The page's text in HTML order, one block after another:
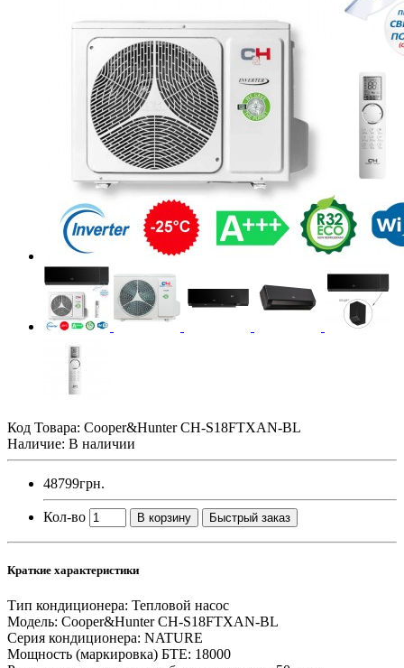
Код Товара: Cooper&Hunter CH-S18FTXAN-BL
Наличие: В наличии
48799грн.
Кол-во В корзину Быстрый заказ
Краткие характеристики
Тип кондиционера: Тепловой насос
Модель: Cooper&Hunter CH-S18FTXAN-BL
Серия кондиционера: NATURE
Мощность (маркировка) БТЕ: 18000